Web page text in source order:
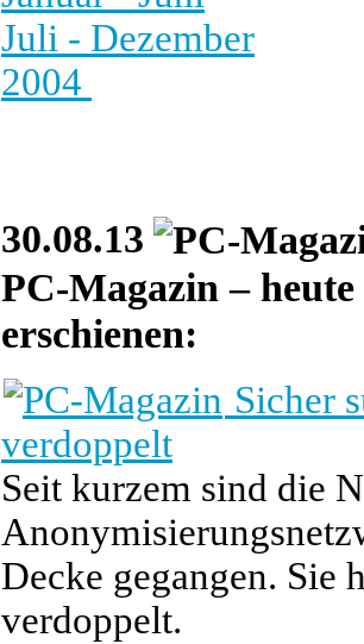
Juli - Dezember
2004
30.08.13
PC-Magazin –
erschienen:
Sicher
verdoppelt
Seit kurzem sind die
Decke gegangen. Sie
verdoppelt.